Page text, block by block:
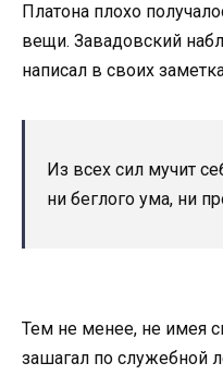
Платона плохо
вещи. Завадовский
написал в своих
Из всех сил мучит
ни беглого ума, ни
Тем не менее, не имея
зашагал по служебной